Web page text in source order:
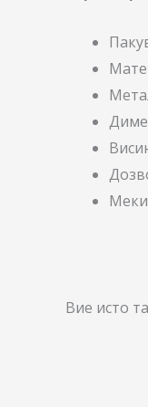
Вие исто